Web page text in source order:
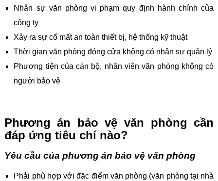
Nhân sự văn phòng vi phạm quy định hành chính của
công ty
Xảy ra sự cố mất an toàn thiết bị, hệ thống kỹ thuật
Thời gian văn phòng đóng cửa không có nhân sự quản lý
Phương tiện của cán bộ, nhân viên văn phòng không có
người bảo vệ
Phương án bảo vệ văn phòng cần
đáp ứng tiêu chí nào?
Yêu cầu của phương án bảo vệ văn phòng
Phải phù hợp với đặc điểm văn phòng (văn phòng tại nhà